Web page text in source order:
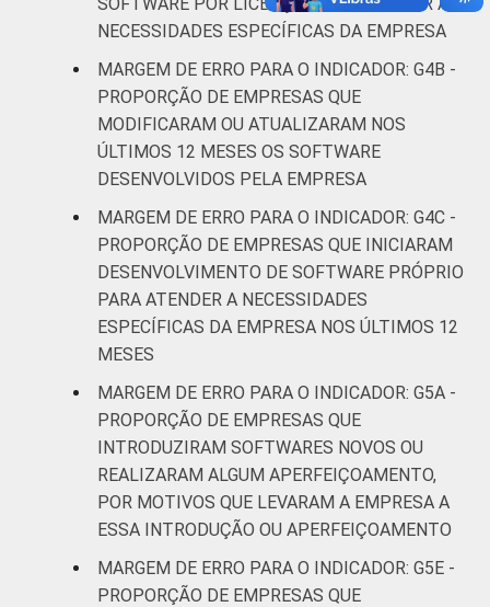
atividades de
serviços
* Base: 7010 empresas que declararam usar
computador, com 10 ou mais pessoas
ocupadas, que constituem os seguintes
segmentos da CNAE 2.0 (C, F, G, H, I, J, L, M,
Dados coletados entre setembro de 2014 e
março de 2015.
Fonte: NIC.br - set 2014 / mar 2015
NECESSIDADES ESPECÍFICAS DA EMPRESA
MARGEM DE ERRO PARA O INDICADOR: G4B -
PROPORÇÃO DE EMPRESAS QUE
MODIFICARAM OU ATUALIZARAM NOS
ÚLTIMOS 12 MESES OS SOFTWARE
DESENVOLVIDOS PELA EMPRESA
MARGEM DE ERRO PARA O INDICADOR: G4C -
PROPORÇÃO DE EMPRESAS QUE INICIARAM
DESENVOLVIMENTO DE SOFTWARE PRÓPRIO
PARA ATENDER A NECESSIDADES
ESPECÍFICAS DA EMPRESA NOS ÚLTIMOS 12
MESES
MARGEM DE ERRO PARA O INDICADOR: G5A -
PROPORÇÃO DE EMPRESAS QUE
INTRODUZIRAM SOFTWARES NOVOS OU
REALIZARAM ALGUM APERFEIÇOAMENTO,
POR MOTIVOS QUE LEVARAM A EMPRESA A
ESSA INTRODUÇÃO OU APERFEIÇOAMENTO
MARGEM DE ERRO PARA O INDICADOR: G5E -
PROPORÇÃO DE EMPRESAS QUE